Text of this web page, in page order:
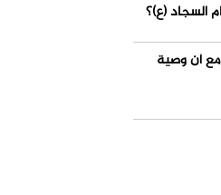
السجاد (ع)؟
أن وصية